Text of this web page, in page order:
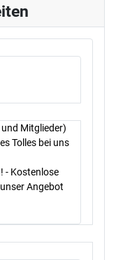
Mitglieder)
Tolles bei uns
- Kostenlose
Angebot